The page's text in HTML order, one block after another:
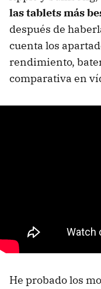
las tablets más
después de
cuenta los
rendimiento,
comparativa en
He probado los